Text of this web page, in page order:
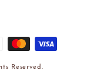
Reserved.